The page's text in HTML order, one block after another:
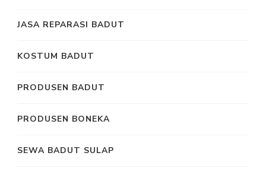
JASA REPARASI BADUT
KOSTUM BADUT
PRODUSEN BADUT
PRODUSEN BONEKA
SEWA BADUT SULAP